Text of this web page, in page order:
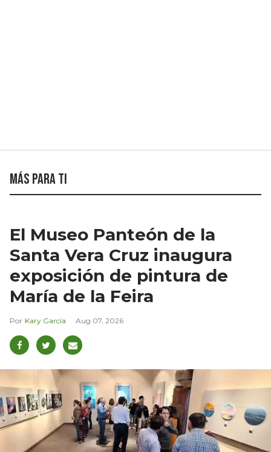
Más para ti
El Museo Panteón de la
Santa Vera Cruz inaugura
exposición de pintura de
María de la Feira
Kary García Aug 07, 2026